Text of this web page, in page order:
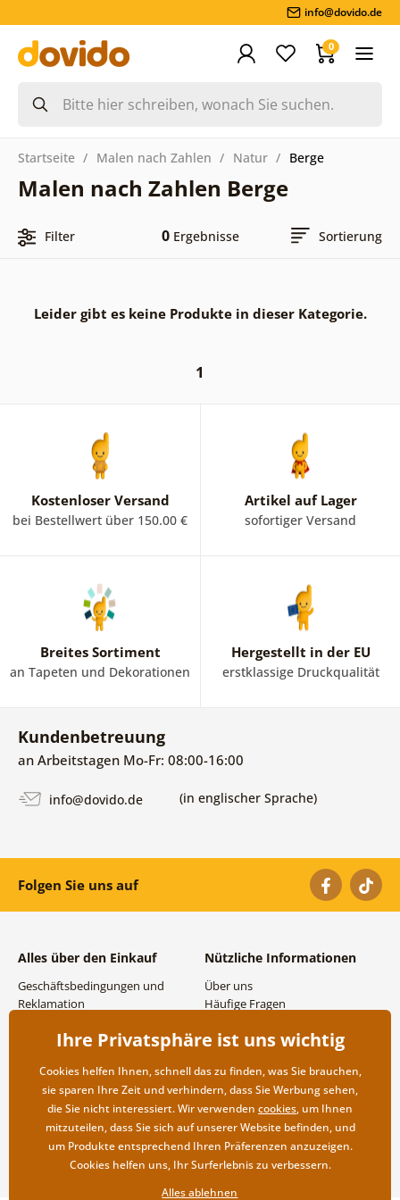
info@dovido.de
0
Startseite Malen nach Zahlen Natur Berge
Malen nach Zahlen Berge
Filter 0Ergebnisse Sortierung
Leider gibt es keine Produkte in dieser Kategorie.
1
Kostenloser Versand
bei Bestellwert über 150.00 €
Artikel auf Lager
sofortiger Versand
Breites Sortiment
an Tapeten und Dekorationen
Hergestellt in der EU
erstklassige Druckqualität
Kundenbetreuung
an Arbeitstagen Mo-Fr: 08:00-16:00
info@dovido.de (in englischer Sprache)
Folgen Sie uns auf
Alles über den Einkauf
Geschäftsbedingungen und
Reklamation
Versand- und
Rücksendung der Ware
Nützliche Informationen
Über uns
Häufige Fragen
Großhandel und
Ihre Privatsphäre ist uns wichtig
Cookies helfen Ihnen, schnell das zu finden, was Sie brauchen,
sie sparen Ihre Zeit und verhindern, dass Sie Werbung sehen,
die Sie nicht interessiert. Wir verwenden cookies, um Ihnen
mitzuteilen, dass Sie sich auf unserer Website befinden, und
um Produkte entsprechend Ihren Präferenzen anzuzeigen.
Cookies helfen uns, Ihr Surferlebnis zu verbessern.
Alles ablehnen